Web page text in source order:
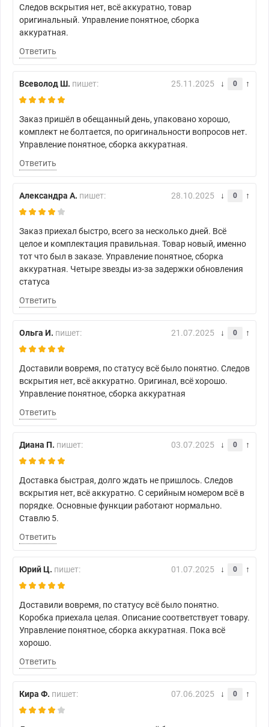
Следов вскрытия нет, всё аккуратно, товар
оригинальный. Управление понятное, сборка
аккуратная.
Ответить
Всеволод Ш. пишет: 25.11.2025 0
Заказ пришёл в обещанный день, упаковано хорошо,
комплект не болтается, по оригинальности вопросов нет.
Управление понятное, сборка аккуратная.
Ответить
Александра А. пишет: 28.10.2025 0
Заказ приехал быстро, всего за несколько дней. Всё
целое и комплектация правильная. Товар новый, именно
тот что был в заказе. Управление понятное, сборка
аккуратная. Четыре звезды из-за задержки обновления
статуса
Ответить
Ольга И. пишет: 21.07.2025 0
Доставили вовремя, по статусу всё было понятно. Следов
вскрытия нет, всё аккуратно. Оригинал, всё хорошо.
Управление понятное, сборка аккуратная
Ответить
Диана П. пишет: 03.07.2025 0
Доставка быстрая, долго ждать не пришлось. Следов
вскрытия нет, всё аккуратно. С серийным номером всё в
порядке. Основные функции работают нормально.
Ставлю 5.
Ответить
Юрий Ц. пишет: 01.07.2025 0
Доставили вовремя, по статусу всё было понятно.
Коробка приехала целая. Описание соответствует товару.
Управление понятное, сборка аккуратная. Пока всё
хорошо.
Ответить
Кира Ф. пишет: 07.06.2025 0